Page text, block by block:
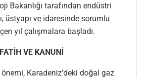
Bakanlığı tarafından endüstri
üstyapı ve idaresinde sorumlu
yıl çalışmalara başladı.
VE KANUNİ
önemi, Karadeniz’deki doğal gaz